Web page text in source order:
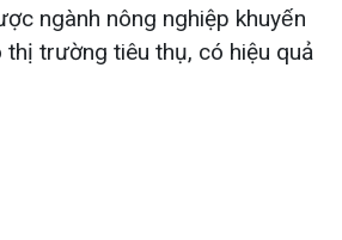
ngành nông nghiệp khuyến
thị trường tiêu thụ, có hiệu quả